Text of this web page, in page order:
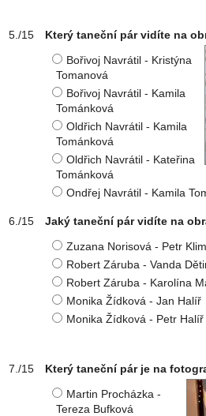
Který taneční pár vidíte na
Bořivoj Navrátil - Kristýna
Tomanová
Bořivoj Navrátil - Kamila
Tománková
Oldřich Navrátil - Kamila
Tománková
Oldřich Navrátil - Kateřina
Tománková
Ondřej Navrátil - Kamila
Jaký taneční pár vidíte na
Zuzana Norisová - Petr
Robert Záruba - Vanda
Robert Záruba - Karolína
Monika Žídková - Jan Halíř
Monika Žídková - Petr Halíř
Který taneční pár je na
Martin Procházka -
Tereza Bufková